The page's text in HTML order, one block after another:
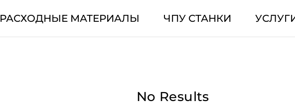
РАСХОДНЫЕ МАТЕРИАЛЫ ЧПУ СТАНКИ
No Results